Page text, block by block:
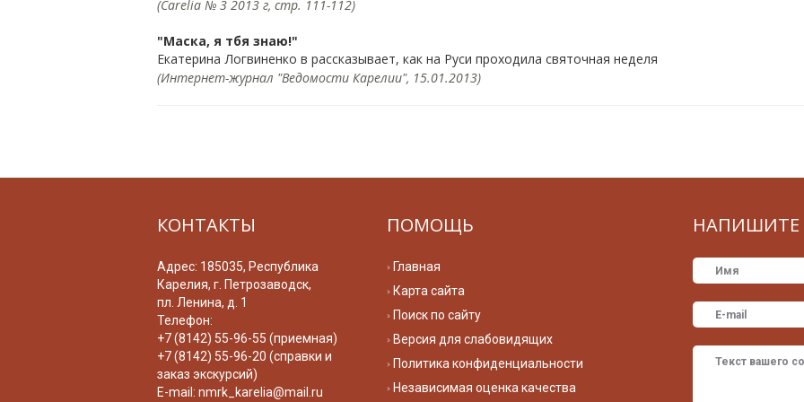
(Carelia № 3 2013 г, стр. 111-112)
"Маска, я тбя знаю!"
Екатерина Логвиненко в рассказывает, как на Руси проходила святочная неделя
(Интернет-журнал "Ведомости Карелии", 15.01.2013)
НАПИШИТЕ
ПОМОЩЬ
Главная
Карта сайта
Поиск по сайту
Версия для слабовидящих
Политика конфиденциальности
Независимая оценка качества
КОНТАКТЫ
Адрес: 185035, Республика
Карелия, г. Петрозаводск,
пл. Ленина, д. 1
Телефон:
+7 (8142) 55-96-55 (приемная)
+7 (8142) 55-96-20 (справки и
заказ экскурсий)
E-mail:nmrk_karelia@mail.ru